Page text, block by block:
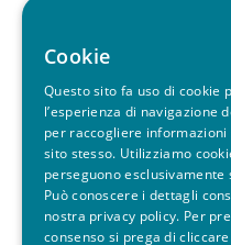
Cookie
Questo sito fa uso di cookie
l’esperienza di navigazione
per raccogliere informazioni
sito stesso. Utilizziamo
perseguono esclusivamente
Può conoscere i dettagli
nostra privacy policy. Per
consenso si prega di